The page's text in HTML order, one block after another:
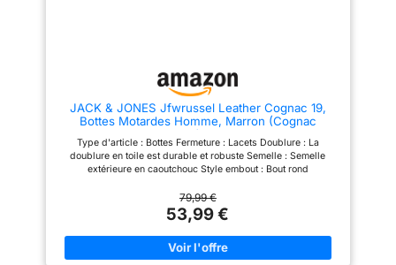
résistance à l’abrasion
dans une zone clé.
Nouveau curseur de tibia
remplaçable pour une
résistance
supplémentaire à
JACK & JONES Jfwrussel Leather Cognac 19,
Bottes Motardes Homme, Marron (Cognac
Cognac), 45 EU
Type d'article : Bottes Fermeture : Lacets Doublure : La
doublure en toile est durable et robuste Semelle : Semelle
extérieure en caoutchouc Style embout : Bout rond
79,99 €
53,99 €